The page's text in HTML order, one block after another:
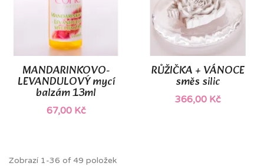
MANDARINKOVO-
LEVANDULOVÝ mycí
balzám 13ml
67,00 Kč
RŮŽIČKA + VÁNOCE
směs silic
366,00 Kč
Zobrazí 1-36 of 49 položek